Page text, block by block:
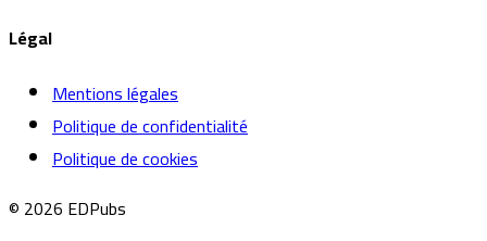
Légal
Mentions légales
Politique de confidentialité
Politique de cookies
© 2026 EDPubs